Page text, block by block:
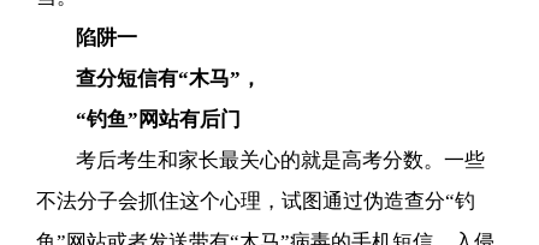
陷阱一
查分短信有“木马”，
“钓鱼”网站有后门
考后考生和家长最关心的就是高考分数。一些
不法分子会抓住这个心理，试图通过伪造查分“钓